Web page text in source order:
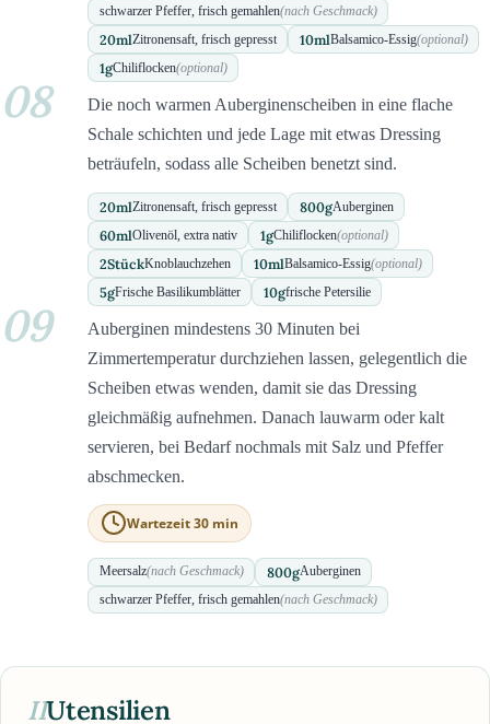
schwarzer Pfeffer, frisch gemahlen(nach Geschmack)
20mlZitronensaft, frisch gepresst 10mlBalsamico-Essig(optional)
1gChiliflocken(optional)
08
Die noch warmen Auberginenscheiben in eine flache
Schale schichten und jede Lage mit etwas Dressing
beträufeln, sodass alle Scheiben benetzt sind.
20mlZitronensaft, frisch gepresst 800gAuberginen
60mlOlivenöl, extra nativ 1gChiliflocken(optional)
2StückKnoblauchzehen 10mlBalsamico-Essig(optional)
5gFrische Basilikumblätter 10gfrische Petersilie
09
Auberginen mindestens 30 Minuten bei
Zimmertemperatur durchziehen lassen, gelegentlich die
Scheiben etwas wenden, damit sie das Dressing
gleichmäßig aufnehmen. Danach lauwarm oder kalt
servieren, bei Bedarf nochmals mit Salz und Pfeffer
abschmecken.
Wartezeit 30 min
Meersalz(nach Geschmack) 800gAuberginen
schwarzer Pfeffer, frisch gemahlen(nach Geschmack)
IIUtensilien